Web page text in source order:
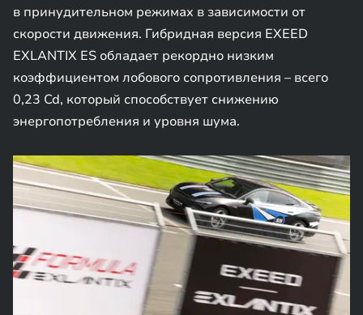
в принудительном режимах в зависимости от
скорости движения. Гибридная версия EXEED
EXLANTIX ES обладает рекордно низким
коэффициентом лобового сопротивления – всего
0,23 Cd, который способствует снижению
энергопотребления и уровня шума.